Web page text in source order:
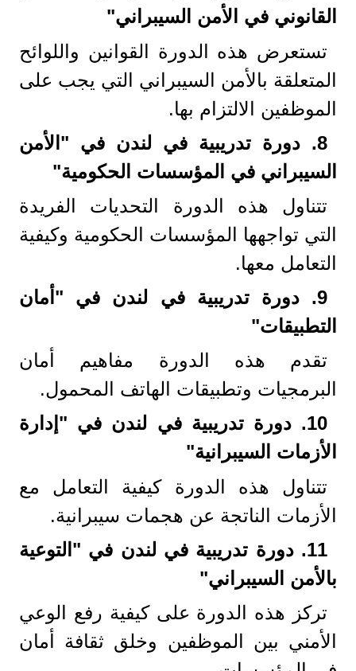
القانوني في الأمن السيبراني"
تستعرض هذه الدورة القوانين واللوائح
المتعلقة بالأمن السيبراني التي يجب على
الموظفين الالتزام بها.
8.
دورة تدريبية في لندن في "الأمن
السيبراني في المؤسسات الحكومية"
تتناول هذه الدورة التحديات الفريدة
التي تواجهها المؤسسات الحكومية وكيفية
التعامل معها.
9.
دورة تدريبية في لندن في "أمان
التطبيقات"
تقدم هذه الدورة مفاهيم أمان
البرمجيات وتطبيقات الهاتف المحمول.
10.
دورة تدريبية في لندن في "إدارة
الأزمات السيبرانية"
تتناول هذه الدورة كيفية التعامل مع
الأزمات الناتجة عن هجمات سيبرانية.
11.
دورة تدريبية في لندن في "التوعية
بالأمن السيبراني"
تركز هذه الدورة على كيفية رفع الوعي
الأمني بين الموظفين وخلق ثقافة أمان